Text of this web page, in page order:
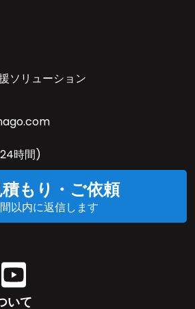
ソリューション
時間)
もり・ご依頼
以内に返信します
いて